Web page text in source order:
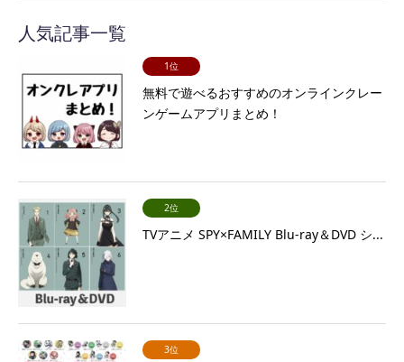
人気記事一覧
1位
無料で遊べるおすすめのオンラインクレー
ンゲームアプリまとめ！
2位
TVアニメ SPY×FAMILY Blu-ray＆DVD シ...
3位